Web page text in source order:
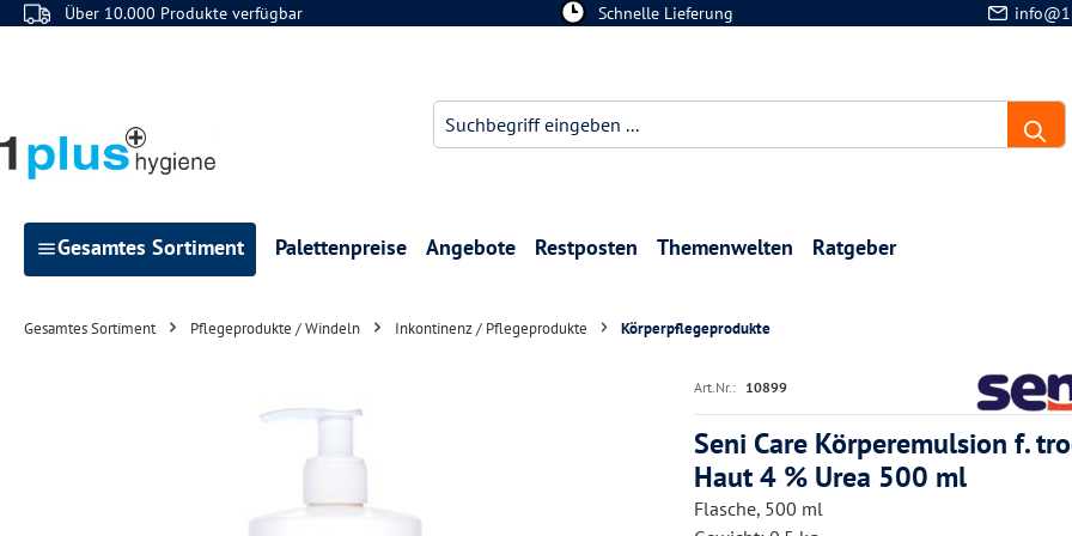
Hauptinhalt springen
Zur Suche springen
Zur Hauptnavigation springen
Über 10.000 Produkte verfügbar Schnelle Lieferung
Gesamtes Sortiment Palettenpreise Angebote Restposten Themenwelten Ratgeber
Gesamtes Sortiment Pflegeprodukte / Windeln Inkontinenz / Pflegeprodukte Körperpflegeprodukte
Art.Nr.: 10899
Seni Care Körperemulsion f.
Haut 4 % Urea 500 ml
Flasche, 500 ml